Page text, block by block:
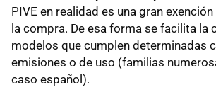
PIVE en realidad es una gran
la compra. De esa forma se facilita la
modelos que cumplen determinadas
emisiones o de uso (familias
caso español).